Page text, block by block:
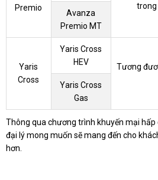
trong
Premio
Avanza
Premio MT
Yaris
Cross
Yaris Cross
HEV
Tương
Yaris Cross
Gas
Thông qua chương trình khuyến mại
đại lý mong muốn sẽ mang đến cho
hơn.